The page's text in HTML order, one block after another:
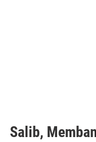
Salib,